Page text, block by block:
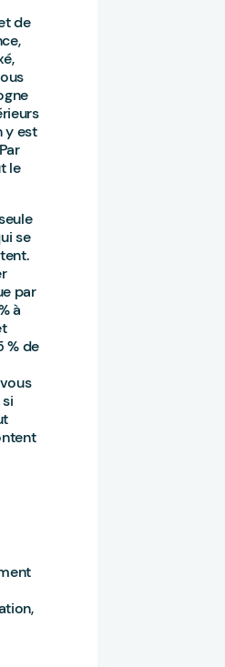
de
y est
le
se
par
à
% de